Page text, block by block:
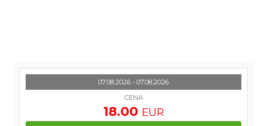
07.08.2026 - 07.08.2026
CENA
18.00 EUR